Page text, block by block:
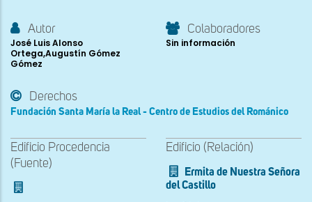
Autor
José Luis Alonso
Ortega,Augustín Gómez
Gómez
Colaboradores
Sin información
Derechos
Fundación Santa María la Real - Centro de Estudios del Románico
Edificio Procedencia
(Fuente)
Edificio (Relación)
Ermita de Nuestra Señora
del Castillo